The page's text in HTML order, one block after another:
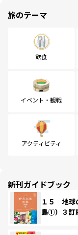
旅のテーマ
飲食
イベント・観戦
アクティビティ
新刊ガイドブック
１５ 地
島①）３訂